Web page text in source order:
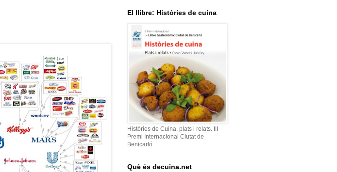
El llibre: Històries de cuina
Històries de Cuina, plats i relats. III
Premi Internacional Ciutat de
Benicarló
Què és decuina.net